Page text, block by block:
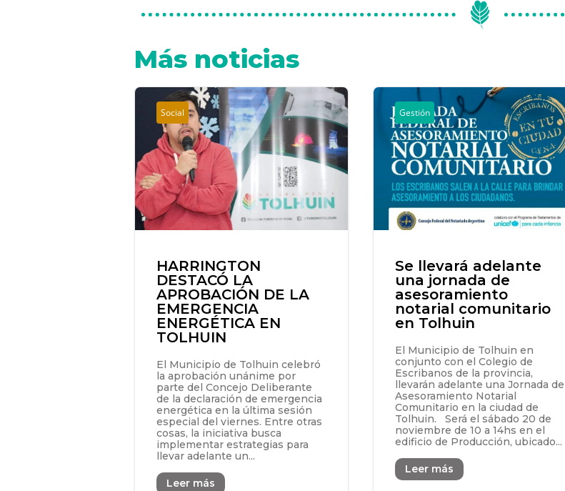
Más noticias
Social
HARRINGTON
DESTACÓ LA
APROBACIÓN DE LA
EMERGENCIA
ENERGÉTICA EN
TOLHUIN
El Municipio de Tolhuin celebró
la aprobación unánime por
parte del Concejo Deliberante
de la declaración de emergencia
energética en la última sesión
especial del viernes. Entre otras
cosas, la iniciativa busca
implementar estrategias para
llevar adelante un...
Leer más
Gestión
Se llevará adelante
una jornada de
asesoramiento
notarial comunitario
en Tolhuin
El Municipio de Tolhuin en
conjunto con el Colegio de
Escribanos de la provincia,
llevarán adelante una Jornada de
Asesoramiento Notarial
Comunitario en la ciudad de
Tolhuin. Será el sábado 20 de
noviembre de 10 a 14hs en el
edificio de Producción, ubicado...
Leer más